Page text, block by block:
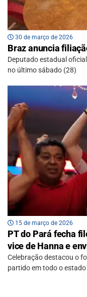
30 de março de 2026
Braz anuncia
Deputado estadual
no último sábado (28)
15 de março de 2026
PT do Pará fecha
vice de Hanna e
Celebração destacou o
partido em todo o estado